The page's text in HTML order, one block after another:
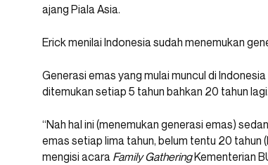
ajang Piala Asia.
Erick menilai Indonesia sudah menemukan
Generasi emas yang mulai muncul di
ditemukan setiap 5 tahun bahkan 20 tahun lagi.
“Nah hal ini (menemukan generasi emas)
emas setiap lima tahun, belum tentu 20
mengisi acara Family GatheringKementerian